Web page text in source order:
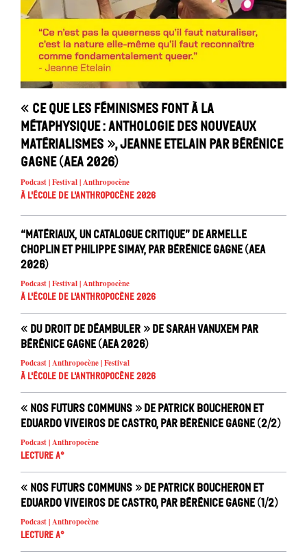
« Ce que les féminismes font à la
métaphysique : anthologie des nouveaux
matérialismes », Jeanne Etelain par Bérénice
Gagne (AEA 2026)
Podcast | Festival | Anthropocène
À l'école de l'Anthropocène 2026
“Matériaux, un catalogue critique” de Armelle
Choplin et Philippe Simay, par Bérénice Gagne (AEA
2026)
Podcast | Festival | Anthropocène
À l'école de l'Anthropocène 2026
« Du droit de déambuler » de Sarah Vanuxem par
Bérénice Gagne (AEA 2026)
Podcast | Anthropocène | Festival
À l'école de l'Anthropocène 2026
« Nos futurs communs » de Patrick Boucheron et
Eduardo Viveiros de Castro, par Bérénice Gagne (2/2)
Podcast | Anthropocène
Lecture A°
« Nos futurs communs » de Patrick Boucheron et
Eduardo Viveiros de Castro, par Bérénice Gagne (1/2)
Podcast | Anthropocène
Lecture A°